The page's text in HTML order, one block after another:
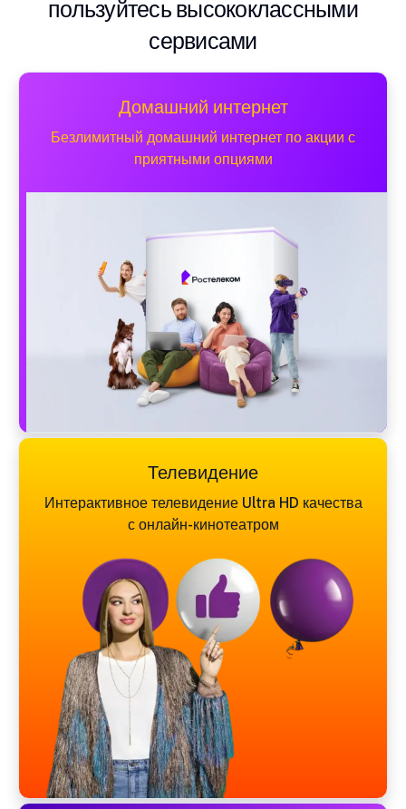
пользуйтесь высококлассными
сервисами
Домашний интернет
Безлимитный домашний интернет по акции с
приятными опциями
Телевидение
Интерактивное телевидение Ultra HD качества
с онлайн-кинотеатром